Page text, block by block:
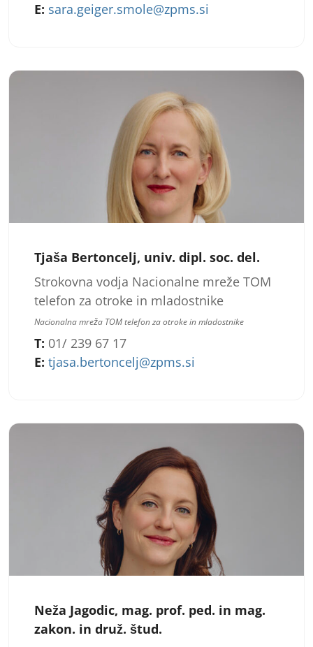
E: sara.geiger.smole@zpms.si
Tjaša Bertoncelj, univ. dipl. soc. del.
Strokovna vodja Nacionalne mreže TOM
telefon za otroke in mladostnike
Nacionalna mreža TOM telefon za otroke in mladostnike
T: 01/ 239 67 17
E: tjasa.bertoncelj@zpms.si
Neža Jagodic, mag. prof. ped. in mag.
zakon. in druž. štud.